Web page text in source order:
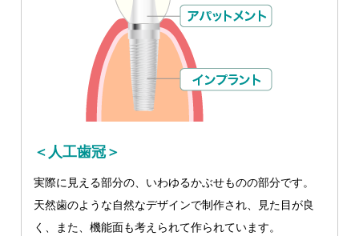
＜人工歯冠＞
実際に見える部分の、いわゆるかぶせものの部分です。
天然歯のような自然なデザインで制作され、見た目が良
く、また、機能面も考えられて作られています。